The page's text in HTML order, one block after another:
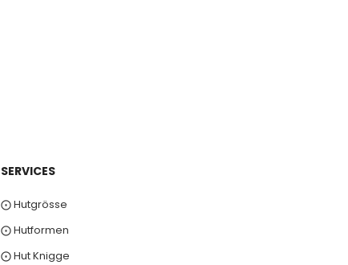
SERVICES
⨀ Hutgrösse
⨀ Hutformen
⨀ Hut Knigge